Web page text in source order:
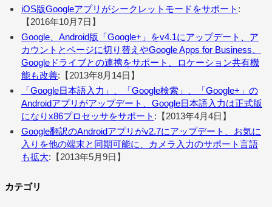
iOS版Googleアプリがシークレットモードをサポート :
【2016年10月7日】
Google、Android版「Google+」をv4.1にアップデート、ア
カウントとページに切り替えやGoogle Apps for Business、
Googleドライブとの連携をサポート、ロケーション共有機
能も改善:【2013年8月14日】
「Google日本語入力」、「Google検索」、「Google+」の
Androidアプリがアップデート、Google日本語入力は正式版
になりx86プロセッサをサポート :【2013年4月4日】
Google翻訳のAndroidアプリがv2.7にアップデート、お気に
入りを他の端末と同期可能に、カメラ入力のサポート言語
も拡大:【2013年5月9日】
カテゴリ